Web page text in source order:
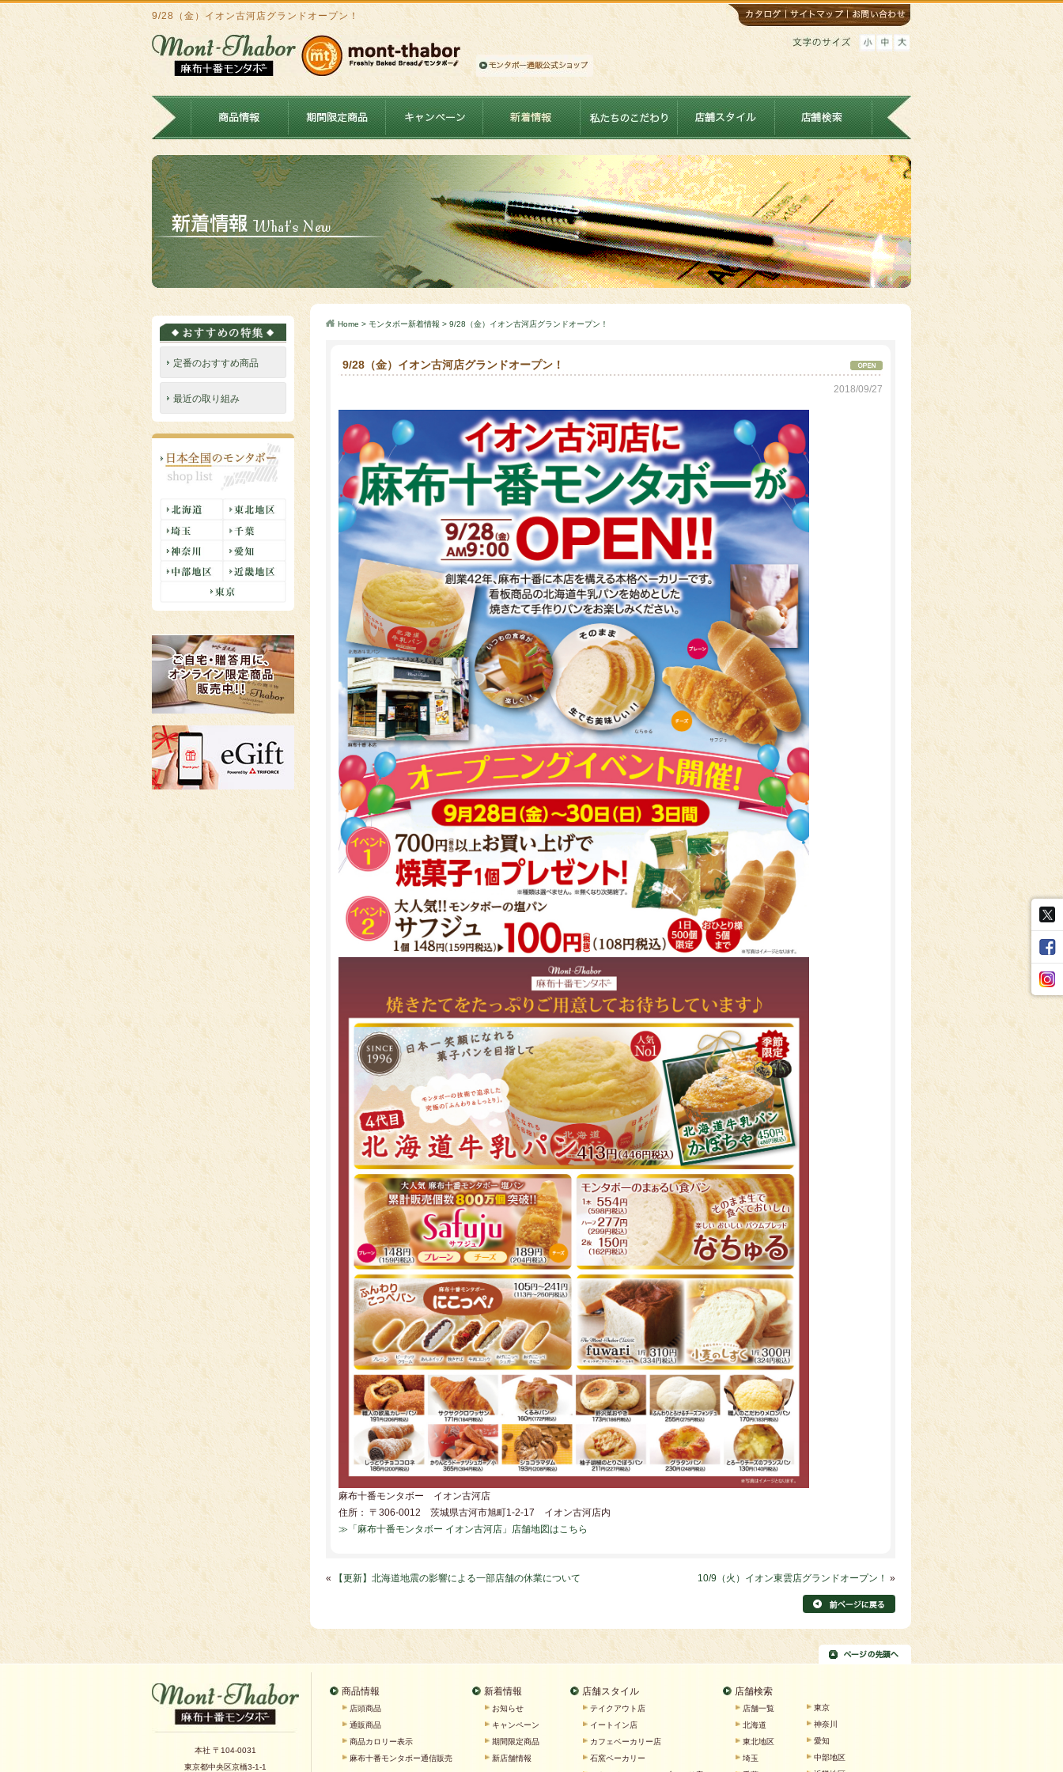
9/28（金）イオン古河店グランドオープン！
Home > モンタボー新着情報 > 9/28（金）イオン古河店グランドオープン！
9/28（金）イオン古河店グランドオープン！
2018/09/27
麻布十番モンタボー イオン古河店
住所： 〒306-0012 茨城県古河市旭町1-2-17 イオン古河店内
≫「麻布十番モンタボー イオン古河店」店舗地図はこちら
« 【更新】北海道地震の影響による一部店舗の休業について 10/9（火）イオン東雲店グランドオープン！ »
定番のおすすめ商品
最近の取り組み
本社 〒104-0031
東京都中央区京橋3-1-1
商品情報
店頭商品
通販商品
商品カロリー表示
麻布十番モンタボー通信販売
新着情報
お知らせ
キャンペーン
期間限定商品
新店舗情報
店舗スタイル
テイクアウト店
イートイン店
カフェベーカリー店
石窯ベーカリー
店舗検索
店舗一覧
北海道
東北地区
埼玉
東京
神奈川
愛知
中部地区